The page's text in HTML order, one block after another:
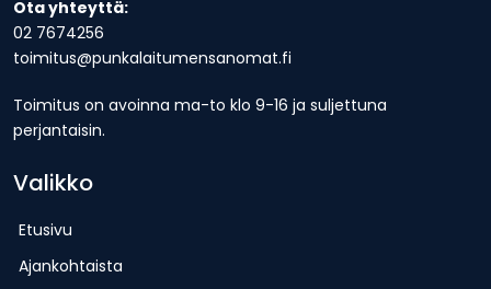
Ota yhteyttä:
02 7674256
toimitus@punkalaitumensanomat.fi
Toimitus on avoinna ma-to klo 9-16 ja suljettuna
perjantaisin.
Valikko
Etusivu
Ajankohtaista